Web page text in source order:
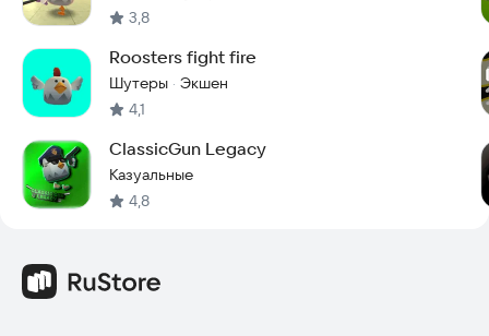
3,8
Roosters fight fire
Шутеры · Экшен
4,1
ClassicGun Legacy
Казуальные
4,8